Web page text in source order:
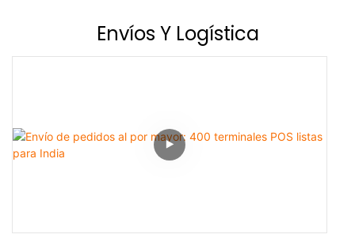
opción adecuada para sus necesidades.
Envíos Y Logística